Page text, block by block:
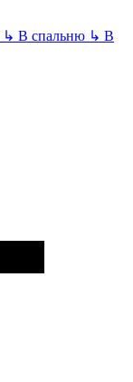
↳ В спальню ↳ В